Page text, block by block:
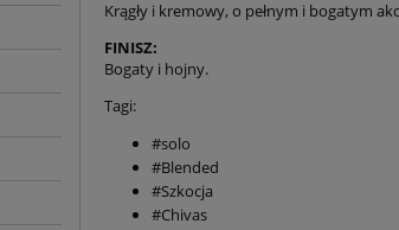
Krągły i kremowy, o pełnym i bogatym
FINISZ:
Bogaty i hojny.
Tagi:
#solo
#Blended
#Szkocja
#Chivas